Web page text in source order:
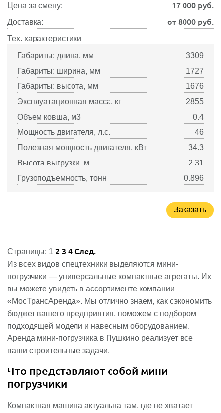
Цена за смену: 17 000 руб.
Доставка: от 8000 руб.
Тех. характеристики
Габариты: длина, мм
3309
Габариты: ширина, мм
1727
Габариты: высота, мм
1676
Эксплуатационная масса, кг
2855
Объем ковша, м3
0.4
Мощность двигателя, л.с.
46
Полезная мощность двигателя, кВт
34.3
Высота выгрузки, м
2.31
Грузоподъемность, тонн
0.896
Заказать
Страницы: 1 2 3 4 След.
Из всех видов спецтехники выделяются мини-
погрузчики — универсальные компактные агрегаты. Их
вы можете увидеть в ассортименте компании
«МосТрансАренда». Мы отлично знаем, как сэкономить
бюджет вашего предприятия, поможем с подбором
подходящей модели и навесным оборудованием.
Аренда мини-погрузчика в Пушкино реализует все
ваши строительные задачи.
Что представляют собой мини-
погрузчики
Компактная машина актуальна там, где не хватает